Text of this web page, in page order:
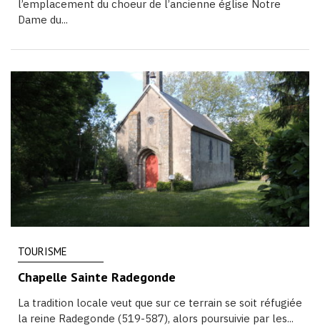
l’emplacement du choeur de l’ancienne église Notre
Dame du...
TOURISME
Chapelle Sainte Radegonde
La tradition locale veut que sur ce terrain se soit réfugiée
la reine Radegonde (519-587), alors poursuivie par les...